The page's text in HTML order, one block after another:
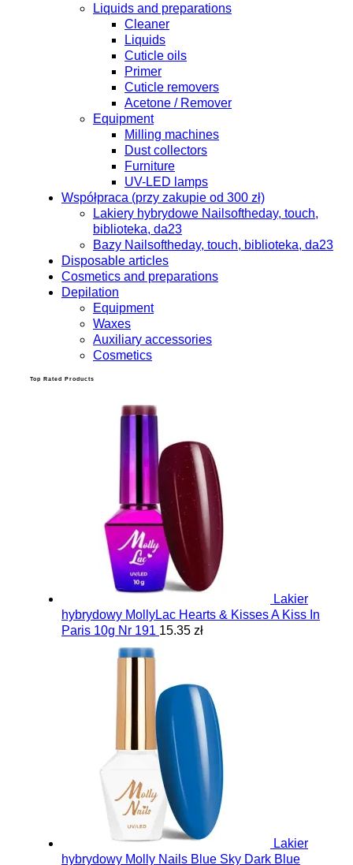
Liquids and preparations
Cleaner
Liquids
Cuticle oils
Primer
Cuticle removers
Acetone / Remover
Equipment
Milling machines
Dust collectors
Furniture
UV-LED lamps
Współpraca (przy zakupie od 300 zł)
Lakiery hybrydowe Nailsoftheday, touch,
biblioteka, da23
Bazy Nailsoftheday, touch, biblioteka, da23
Disposable articles
Cosmetics and preparations
Depilation
Equipment
Waxes
Auxiliary accessories
Cosmetics
Top Rated Products
Lakier
hybrydowy MollyLac Hearts & Kisses A Kiss In
Paris 10g Nr 191 15.35 zł
Lakier
hybrydowy Molly Nails Blue Sky Dark Blue